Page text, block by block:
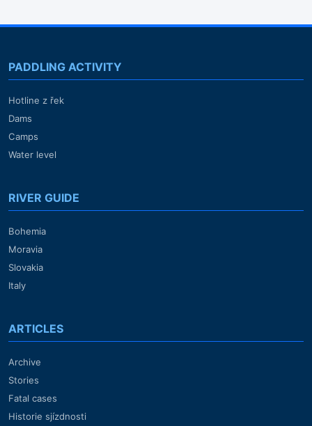
PADDLING ACTIVITY
Hotline z řek
Dams
Camps
Water level
RIVER GUIDE
Bohemia
Moravia
Slovakia
Italy
ARTICLES
Archive
Stories
Fatal cases
Historie sjízdnosti